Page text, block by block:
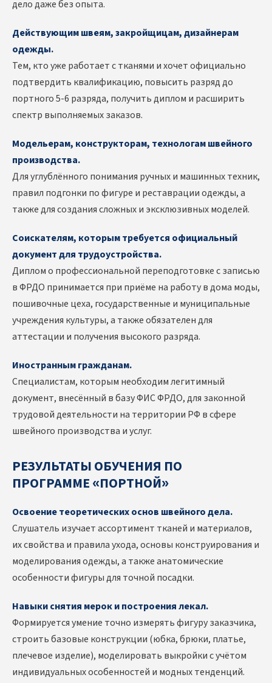
дело даже без опыта.
Действующим швеям, закройщицам, дизайнерам
одежды.
Тем, кто уже работает с тканями и хочет официально
подтвердить квалификацию, повысить разряд до
портного 5-6 разряда, получить диплом и расширить
спектр выполняемых заказов.
Модельерам, конструкторам, технологам швейного
производства.
Для углублённого понимания ручных и машинных техник,
правил подгонки по фигуре и реставрации одежды, а
также для создания сложных и эксклюзивных моделей.
Соискателям, которым требуется официальный
документ для трудоустройства.
Диплом о профессиональной переподготовке с записью
в ФРДО принимается при приёме на работу в дома моды,
пошивочные цеха, государственные и муниципальные
учреждения культуры, а также обязателен для
аттестации и получения высокого разряда.
Иностранным гражданам.
Специалистам, которым необходим легитимный
документ, внесённый в базу ФИС ФРДО, для законной
трудовой деятельности на территории РФ в сфере
швейного производства и услуг.
РЕЗУЛЬТАТЫ ОБУЧЕНИЯ ПО
ПРОГРАММЕ «ПОРТНОЙ»
Освоение теоретических основ швейного дела.
Слушатель изучает ассортимент тканей и материалов,
их свойства и правила ухода, основы конструирования и
моделирования одежды, а также анатомические
особенности фигуры для точной посадки.
Навыки снятия мерок и построения лекал.
Формируется умение точно измерять фигуру заказчика,
строить базовые конструкции (юбка, брюки, платье,
плечевое изделие), моделировать выкройки с учётом
индивидуальных особенностей и модных тенденций.